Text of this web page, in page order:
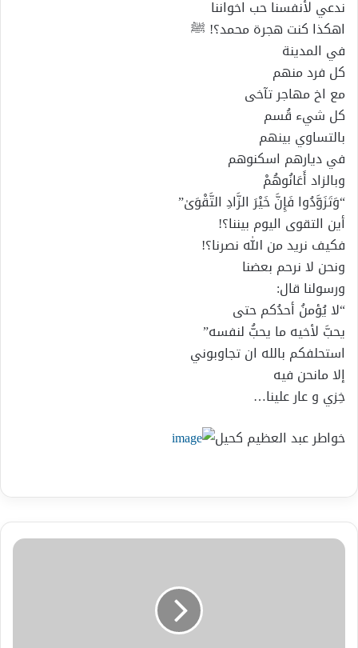
ندعي لأنفسنا حب اخواننا
اهكذا كنت هجرة محمد؟! ﷺ
في المدينة
كل فرد منهم
مع اخ مهاجر تآخى
كل شيء قُسم
بالتساوي بينهم
في ديارهم اسكنوهم
وبالزاد أَعَانُوهُمْ
“وَتَزَوَّدُوا فَإِنَّ خَيْرَ الزَّادِ التَّقْوَىٰ”
أين التقوى اليوم بيننا؟!
فكيف نريد من الله نصرنا؟!
ونحن لا نرحم بعضنا
ورسولنا قال:
“لا يُؤمنُ أحدُكم حتى
يحبَّ لأخيه ما يحبُّ لنفسه”
استحلفكم بالله ان تجاوبوني
إلا مانحن فيه
خِزي و عار علينا…
خواطر عبد العظيم كحيل
خواطر